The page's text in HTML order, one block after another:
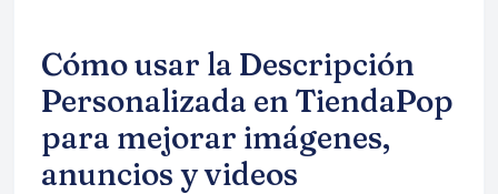
Cómo usar la Descripción
Personalizada en TiendaPop
para mejorar imágenes,
anuncios y videos